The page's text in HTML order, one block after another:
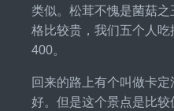
类似。松茸不愧是菌菇
格比较贵，我们五个人
400。
回来的路上有个叫做卡
好。但是这个景点是比